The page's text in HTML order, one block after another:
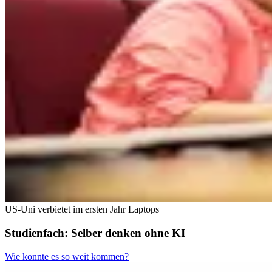
US-Uni verbietet im ersten Jahr Laptops
Studienfach: Selber denken ohne KI
Wie konnte es so weit kommen?